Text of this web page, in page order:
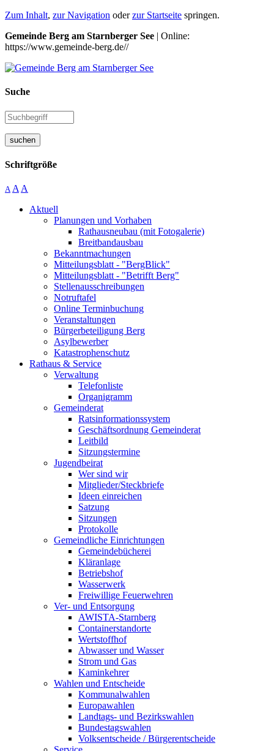
Zum Inhalt, zur Navigation oderzur Startseite springen.
Gemeinde Berg am Starnberger See | Online:
https://www.gemeinde-berg.de//
Suche
suchen
Schriftgröße
A A A
Aktuell
Planungen und Vorhaben
Rathausneubau (mit Fotogalerie)
Breitbandausbau
Bekanntmachungen
Mitteilungsblatt - "BergBlick"
Mitteilungsblatt - "Betrifft Berg"
Stellenausschreibungen
Notruftafel
Online Terminbuchung
Veranstaltungen
Bürgerbeteiligung Berg
Asylbewerber
Katastrophenschutz
Rathaus & Service
Verwaltung
Telefonliste
Organigramm
Gemeinderat
Ratsinformationssystem
Geschäftsordnung Gemeinderat
Leitbild
Sitzungstermine
Jugendbeirat
Wer sind wir
Mitglieder/Steckbriefe
Ideen einreichen
Satzung
Sitzungen
Protokolle
Gemeindliche Einrichtungen
Gemeindebücherei
Kläranlage
Betriebshof
Wasserwerk
Freiwillige Feuerwehren
Ver- und Entsorgung
AWISTA-Starnberg
Containerstandorte
Wertstoffhof
Abwasser und Wasser
Strom und Gas
Kaminkehrer
Wahlen und Entscheide
Kommunalwahlen
Europawahlen
Landtags- und Bezirkswahlen
Bundestagswahlen
Volksentscheide / Bürgerentscheide